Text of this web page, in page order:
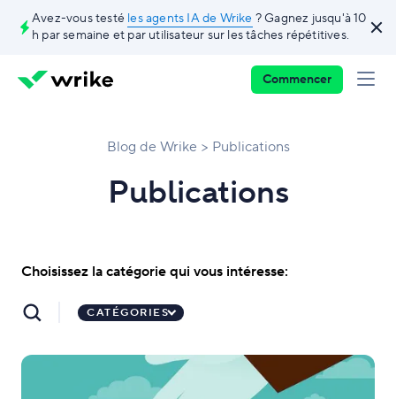
Avez-vous testé les agents IA de Wrike ? Gagnez jusqu'à 10
h par semaine et par utilisateur sur les tâches répétitives.
Commencer
Blog de Wrike Publications
Publications
Choisissez la catégorie qui vous intéresse:
CATÉGORIES